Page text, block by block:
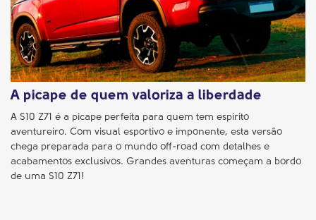
A picape de quem valoriza a liberdade
A S10 Z71 é a picape perfeita para quem tem espírito
aventureiro. Com visual esportivo e imponente, esta versão
chega preparada para o mundo off-road com detalhes e
acabamentos exclusivos. Grandes aventuras começam a bordo
de uma S10 Z71!